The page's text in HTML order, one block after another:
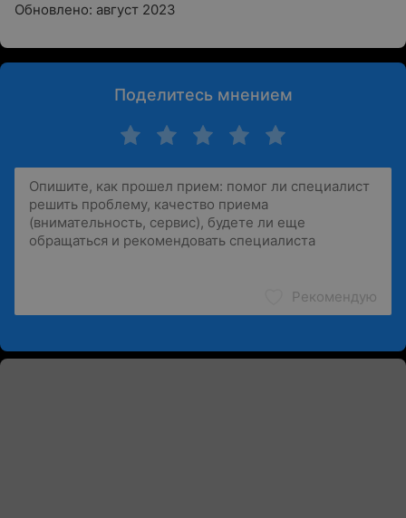
Обновлено: август 2023
Поделитесь мнением
Рекомендую